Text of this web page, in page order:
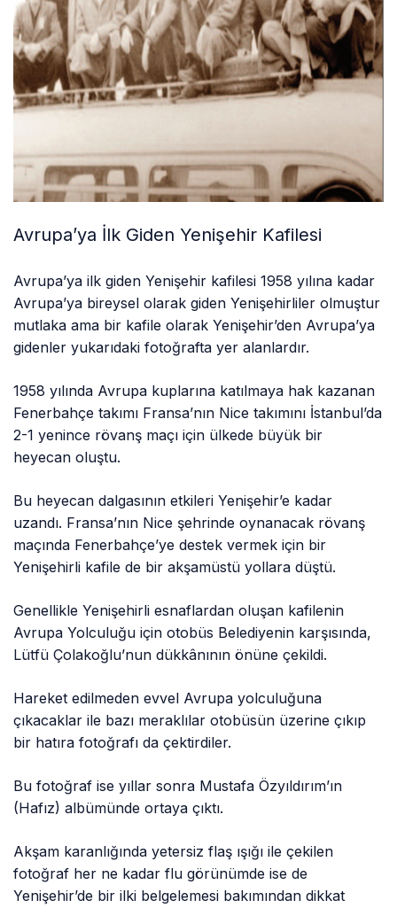
Avrupa’ya İlk Giden Yenişehir Kafilesi
Avrupa’ya ilk giden Yenişehir kafilesi 1958 yılına kadar
Avrupa’ya bireysel olarak giden Yenişehirliler olmuştur
mutlaka ama bir kafile olarak Yenişehir’den Avrupa’ya
gidenler yukarıdaki fotoğrafta yer alanlardır.
1958 yılında Avrupa kuplarına katılmaya hak kazanan
Fenerbahçe takımı Fransa’nın Nice takımını İstanbul’da
2-1 yenince rövanş maçı için ülkede büyük bir
heyecan oluştu.
Bu heyecan dalgasının etkileri Yenişehir’e kadar
uzandı. Fransa’nın Nice şehrinde oynanacak rövanş
maçında Fenerbahçe’ye destek vermek için bir
Yenişehirli kafile de bir akşamüstü yollara düştü.
Genellikle Yenişehirli esnaflardan oluşan kafilenin
Avrupa Yolculuğu için otobüs Belediyenin karşısında,
Lütfü Çolakoğlu’nun dükkânının önüne çekildi.
Hareket edilmeden evvel Avrupa yolculuğuna
çıkacaklar ile bazı meraklılar otobüsün üzerine çıkıp
bir hatıra fotoğrafı da çektirdiler.
Bu fotoğraf ise yıllar sonra Mustafa Özyıldırım’ın
(Hafız) albümünde ortaya çıktı.
Akşam karanlığında yetersiz flaş ışığı ile çekilen
fotoğraf her ne kadar flu görünümde ise de
Yenişehir’de bir ilki belgelemesi bakımından dikkat